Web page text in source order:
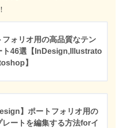
フォリオ用の高品質なテン
ト46選【InDesign,Illustrato
】
】ポートフォリオ用の
レートを編集する方法forイ